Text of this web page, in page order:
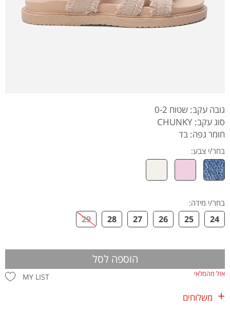
גובה עקב: שטוח 0-2
סוג עקב: CHUNKY
חומר גפה: בד
בחר/י צבע:
בחר/י מידה:
24
25
26
27
28
29
הוספה לסל
MY LIST אזל מהמלאי
משלוחים